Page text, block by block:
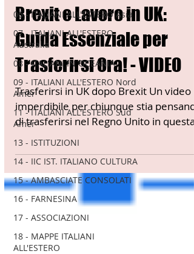
06 - ITALIANI ALL'ESTERO Asia
07 - ITALIANI ALL'ESTERO
Australia
08 - ITALIANI IN OCEANIA
09 - ITALIANI ALL'ESTERO Nord
Amer
11 - ITALIANI ALL'ESTERO Sud
Amer
13 - ISTITUZIONI
14 - IIC IST. ITALIANO CULTURA
15 - AMBASCIATE CONSOLATI
16 - FARNESINA
17 - ASSOCIAZIONI
18 - MAPPE ITALIANI
ALL'ESTERO
Brexit e Lavoro in UK:
Guida Essenziale per
Trasferirsi Ora! - VIDEO
Trasferirsi in UK dopo Brexit Un video
imperdibile per chiunque stia
di trasferirsi nel Regno Unito in questa
nuova era...